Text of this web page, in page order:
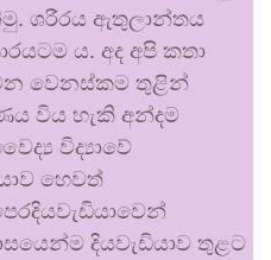
ශරීරය ඇතුලාන්තය
ය. අද අපි කතා
වෙනස්කම තුළින්
විය හැකි අන්දම
විද්‍යාවේ
හෙවත්
දියවැඩියාව තුළට